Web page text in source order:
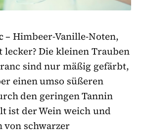
– Himbeer-Vanille-Noten,
Die kleinen Trauben
sind nur mäßig gefärbt,
einen umso süßeren
den geringen Tannin
ist der Wein weich und
schwarzer